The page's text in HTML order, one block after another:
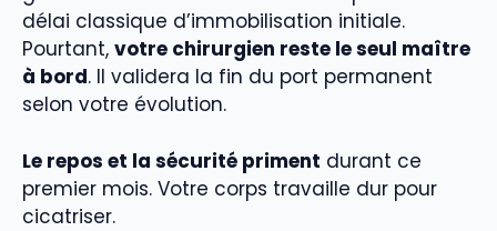
délai classique d’immobilisation initiale.
Pourtant, votre chirurgien reste le seul maître
à bord. Il validera la fin du port permanent
selon votre évolution.
Le repos et la sécurité priment durant ce
premier mois. Votre corps travaille dur pour
cicatriser.